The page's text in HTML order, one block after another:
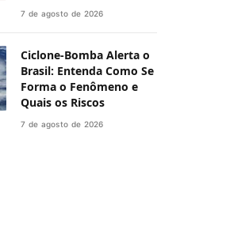
7 de agosto de 2026
Ciclone-Bomba Alerta o
Brasil: Entenda Como Se
Forma o Fenômeno e
Quais os Riscos
7 de agosto de 2026